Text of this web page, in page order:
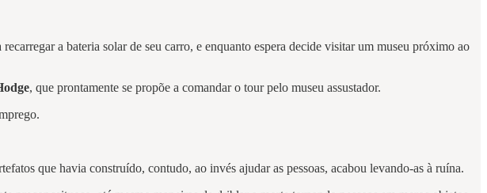
a bateria solar de seu carro, e enquanto espera decide visitar um museu próximo ao
, que prontamente se propõe a comandar o tour pelo museu assustador.
que havia construído, contudo, ao invés ajudar as pessoas, acabou levando-as à ruína.